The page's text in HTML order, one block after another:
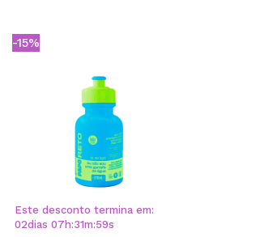
-15%
Este desconto termina em:
02dias 07 h:31m:59s